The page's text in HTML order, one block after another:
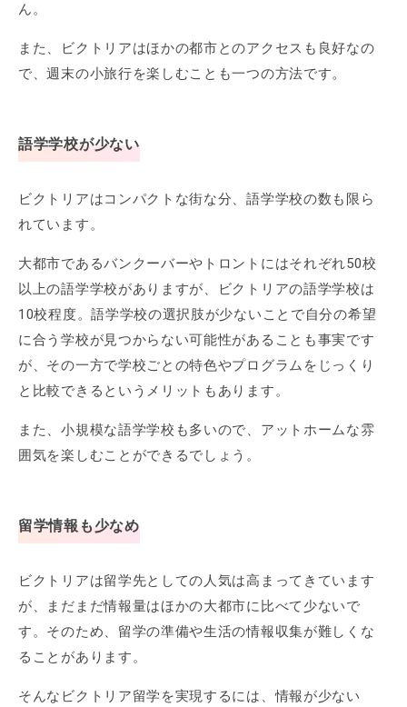
ん。
また、ビクトリアはほかの都市とのアクセスも良好なの
で、週末の小旅行を楽しむことも一つの方法です。
語学学校が少ない
ビクトリアはコンパクトな街な分、語学学校の数も限ら
れています。
大都市であるバンクーバーやトロントにはそれぞれ50校
以上の語学学校がありますが、ビクトリアの語学学校は
10校程度。語学学校の選択肢が少ないことで自分の希望
に合う学校が見つからない可能性があることも事実です
が、その一方で学校ごとの特色やプログラムをじっくり
と比較できるというメリットもあります。
また、小規模な語学学校も多いので、アットホームな雰
囲気を楽しむことができるでしょう。
留学情報も少なめ
ビクトリアは留学先としての人気は高まってきています
が、まだまだ情報量はほかの大都市に比べて少ないで
す。そのため、留学の準備や生活の情報収集が難しくな
ることがあります。
そんなビクトリア留学を実現するには、情報が少ない